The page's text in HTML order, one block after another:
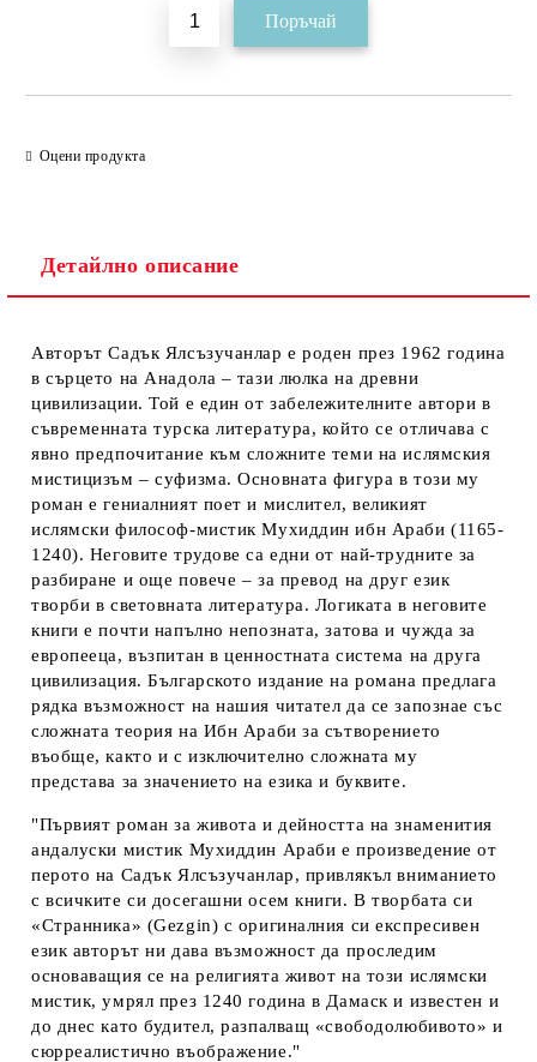
Оцени продукта
Детайлно описание
Авторът Садък Ялсъзучанлар е роден през 1962 година
в сърцето на Анадола – тази люлка на древни
цивилизации. Той е един от забележителните автори в
съвременната турска литература, който се отличава с
явно предпочитание към сложните теми на ислямския
мистицизъм – суфизма. Основната фигура в този му
роман е гениалният поет и мислител, великият
ислямски философ-мистик Мухиддин ибн Араби (1165-
1240). Неговите трудове са едни от най-трудните за
разбиране и още повече – за превод на друг език
творби в световната литература. Логиката в неговите
книги е почти напълно непозната, затова и чужда за
европееца, възпитан в ценностната система на друга
цивилизация. Българското издание на романа предлага
рядка възможност на нашия читател да се запознае със
сложната теория на Ибн Араби за сътворението
въобще, както и с изключително сложната му
представа за значението на езика и буквите.
"Първият роман за живота и дейността на знаменития
андалуски мистик Мухиддин Араби е произведение от
перото на Садък Ялсъзучанлар, привлякъл вниманието
с всичките си досегашни осем книги. В творбата си
«Странника» (Gezgin) с оригиналния си експресивен
език авторът ни дава възможност да проследим
основаващия се на религията живот на този ислямски
мистик, умрял през 1240 година в Дамаск и известен и
до днес като будител, разпалващ «свободолюбивото» и
сюрреалистично въображение."